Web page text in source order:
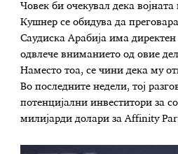
Човек би очекувал дека војната
Кушнер се обидува да преговара
Саудиска Арабија има
одвлече вниманието од овие
Наместо тоа, се чини дека му
Во последните недели, тој
потенцијални инвеститори за
милијарди долари за Affinity